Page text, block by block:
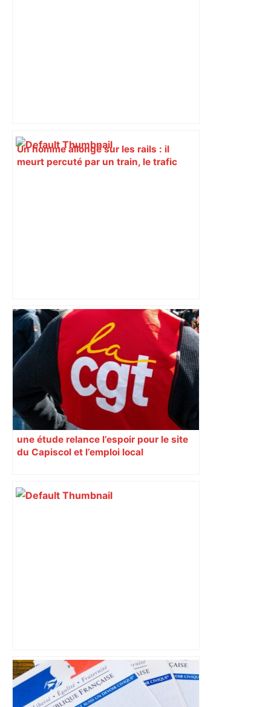
Un homme allongé sur les rails : il
meurt percuté par un train, le trafic
Capilla en bleu ciel pour combien de
temps encore ? Toulouse et l'UBB aux
aguets – Rugbynistere
une étude relance l’espoir pour le site
du Capiscol et l’emploi local
Handibasket – Elite Nationale. Les
Aigles du Velay trop forts pour
Toulouse – Le Progrès